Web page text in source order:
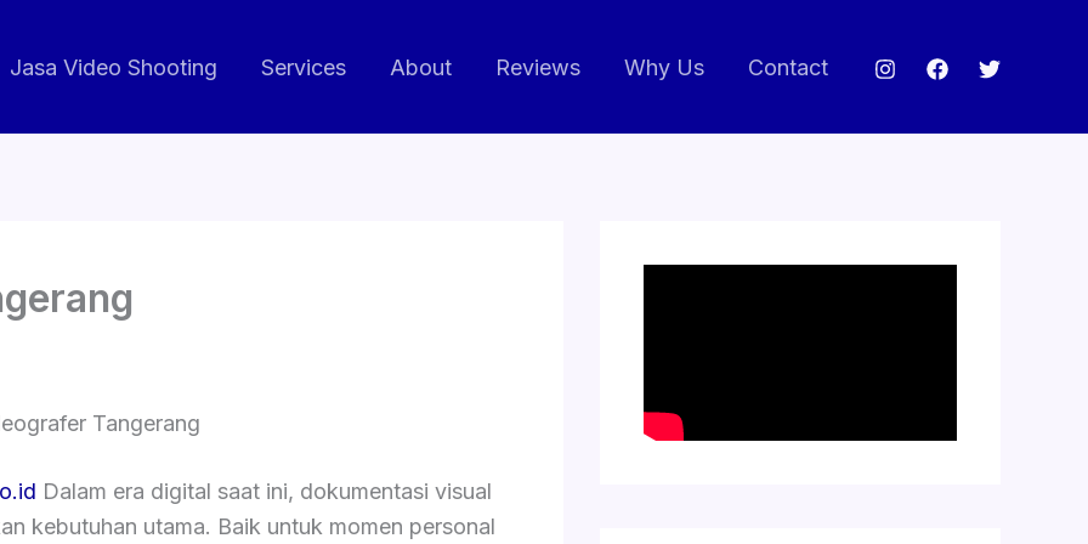
Jasa Video Shooting Services About Reviews Why Us Contact
Tangerang
Dalam era digital saat ini, dokumentasi visual
kebutuhan utama. Baik untuk momen personal